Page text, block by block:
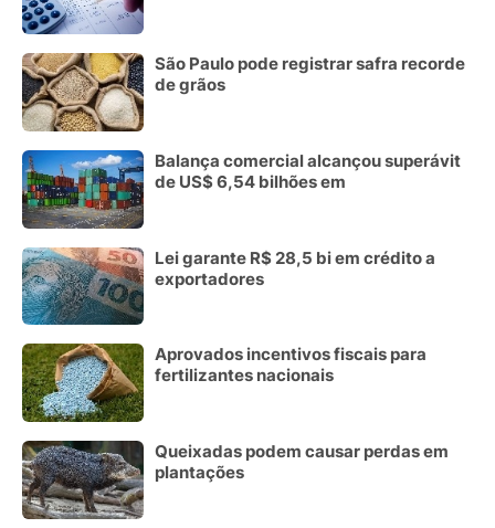
São Paulo pode registrar safra recorde
de grãos
Balança comercial alcançou superávit
de US$ 6,54 bilhões em
Lei garante R$ 28,5 bi em crédito a
exportadores
Aprovados incentivos fiscais para
fertilizantes nacionais
Queixadas podem causar perdas em
plantações